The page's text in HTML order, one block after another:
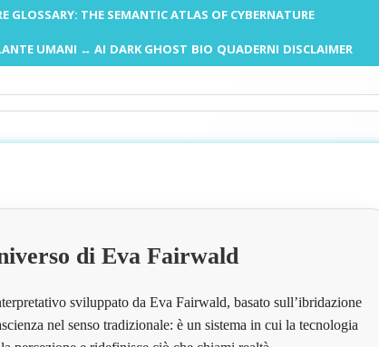
GLOSSARY: THE SEMANTIC ATLAS OF CYBERNATURE
UMANI ↔ AI DARK GHOST BIO QUADERNI DISCLAIMER
di Eva Fairwald
sviluppato da Eva Fairwald, basato sull’ibridazione
nel senso tradizionale: è un sistema in cui la tecnologia